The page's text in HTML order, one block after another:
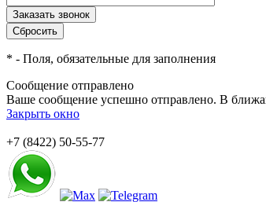
* - Поля, обязательные для заполнения
Сообщение отправлено
Ваше сообщение успешно отправлено. В
Закрыть окно
+7 (8422) 50-55-77